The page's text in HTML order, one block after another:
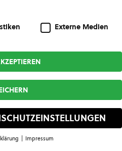
Externe Medien
Impressum